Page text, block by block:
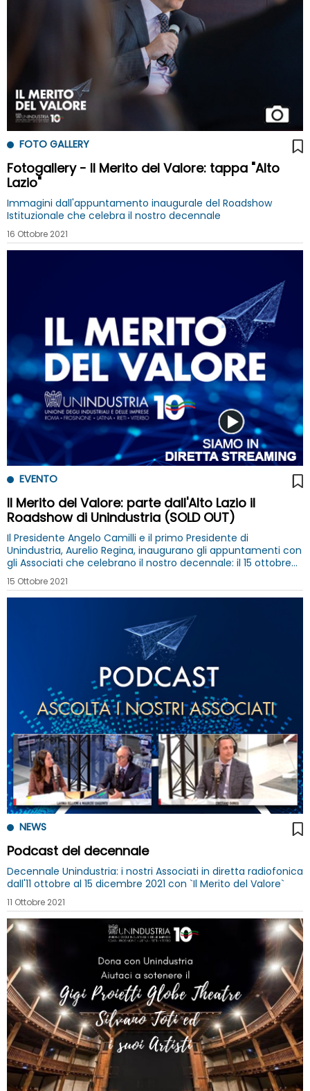
FOTO GALLERY
Fotogallery - Il Merito del Valore: tappa "Alto
Lazio"
Immagini dall'appuntamento inaugurale del Roadshow
Istituzionale che celebra il nostro decennale
16 Ottobre 2021
EVENTO
Il Merito del Valore: parte dall'Alto Lazio il
Roadshow di Unindustria (SOLD OUT)
Il Presidente Angelo Camilli e il primo Presidente di
Unindustria, Aurelio Regina, inaugurano gli appuntamenti con
gli Associati che celebrano il nostro decennale: il 15 ottobre
prima tappa a Viterbo insieme a tanti imprenditori (posti in
sala esauriti)
15 Ottobre 2021
NEWS
Podcast del decennale
Decennale Unindustria: i nostri Associati in diretta radiofonica
dall'11 ottobre al 15 dicembre 2021 con `Il Merito del Valore`
11 Ottobre 2021